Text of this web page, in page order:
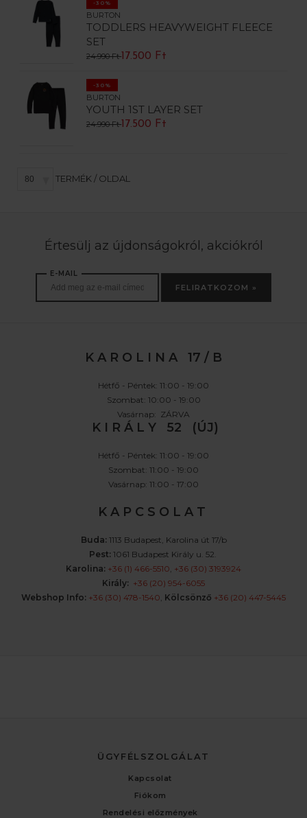
-30%
BURTON
TODDLERS HEAVYWEIGHT FLEECE
SET
24.990 Ft 17.500 Ft
-30%
BURTON
YOUTH 1ST LAYER SET
24.990 Ft 17.500 Ft
TERMÉK / OLDAL
Értesülj az újdonságokról, akciókról
E-MAIL
FELIRATKOZOM »
K A R O L I N A 17 / B
Hétfő - Péntek: 11:00 - 19:00
Szombat: 10:00 - 19:00
Vasárnap: ZÁRVA
K I R Á L Y 52 (ÚJ)
Hétfő - Péntek: 11:00 - 19:00
Szombat: 11:00 - 19:00
Vasárnap: 11:00 - 17:00
K A P C S O L A T
Buda: 1113 Budapest, Karolina út 17/b
Pest: 1061 Budapest Király u. 52.
Karolina: +36 (1) 466-5510, +36 (30) 3193924
Király: +36 (20) 954-6055
Webshop Info: +36 (30) 478-1540, Kölcsönző +36 (20) 447-5445
ÜGYFÉLSZOLGÁLAT
Kapcsolat
Fiókom
Rendelési előzmények